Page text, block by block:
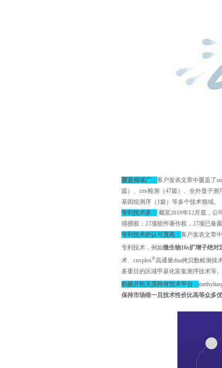
覆盖领域广： 客户发表文章中覆盖了
篇）、 cnv检测（47篇）、全外显子测
基因组测序（ 1篇）等多个技术领域。
专利技术多： 截至2019年12月底，公
得授权； 27项软件著作权， 27项已备
专利技术的认可度高： 客户发表文章
专利技术，例如微生物16s扩增子绝对
术、 cnvplex®高通量dna拷贝数检测技
多重目的区域甲基化富集测序技术等。
积极开拓天昊特有技术平台 ：
保持市场唯一且技术性价比高等众多